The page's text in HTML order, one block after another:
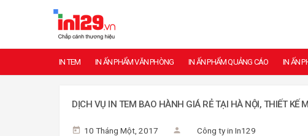
IN TEM IN ẤN PHẨM VĂN PHÒNG IN ẤN PHẨM QUẢNG CÁO IN ẤN
DỊCH VỤ IN TEM BAO HÀNH GIÁ RẺ TẠI HÀ NỘI, THIẾT KẾ
10 Tháng Một, 2017 Công ty in In129